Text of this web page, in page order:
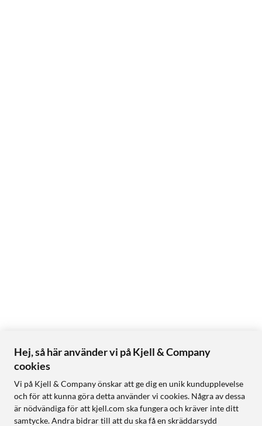
Hej, så här använder vi på Kjell & Company
cookies
Vi på Kjell & Company önskar att ge dig en unik kundupplevelse
och för att kunna göra detta använder vi cookies. Några av dessa
är nödvändiga för att kjell.com ska fungera och kräver inte ditt
samtycke. Andra bidrar till att du ska få en skräddarsydd